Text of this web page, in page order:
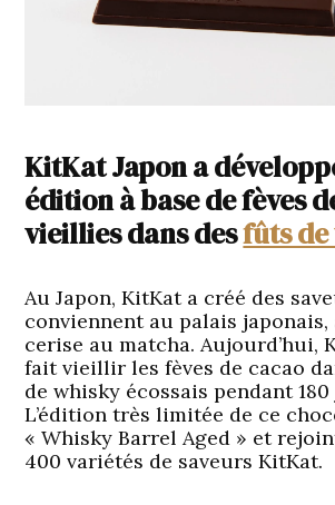
KitKat Japon a
édition à base de fèves
vieillies dans desfûts
Au Japon, KitKat a créé des
conviennent au palais
cerise au matcha. Aujourd’hui,
fait vieillir les fèves de cacao
de whisky écossais pendant
L’édition très limitée de ce
« Whisky Barrel Aged » et
400 variétés de saveurs KitKat.